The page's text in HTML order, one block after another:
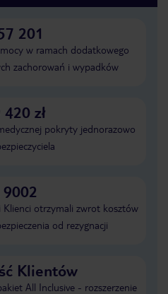
201
w ramach dodatkowego
zachorowań i wypadków
zł
pokryty jednorazowo
otrzymali zwrot kosztów
od rezygnacji
Klientów
All Inclusive - rozszerzenie